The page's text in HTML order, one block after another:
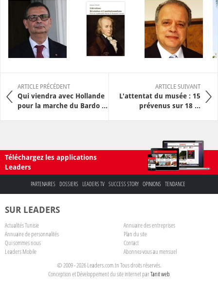
ARTICLE PRÉCÉDENT
Qui viendra avec Hollande
pour la marche du Bardo ...
ARTICLE SUIVANT
L'attentat du musée : 15
prévenus sur 18 ...
Téléchargez les applications
Leaders
PARTENAIRES DOSSIERS LEADERS TV SUCCESS STORY OPINIONS TENDANCE
SUR LEADERS
Actualités Tunisie
Annuaire des entreprises
Annuaire de personnalités
Plan du site
Qui sommes nous
Contact
Leaders Mobile
Abonnez-vous au mensuel
© 2009 - 2026 Leaders.com.tn Tous droits réservés.
Conception et Développement du site internet parTanit web